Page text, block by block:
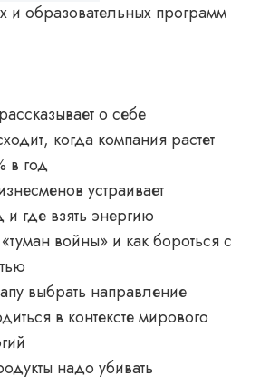
и образовательных программ
о себе
когда компания растет
в год
устраивает
где взять энергию
войны» и как бороться с
выбрать направление
в контексте мирового
надо убивать